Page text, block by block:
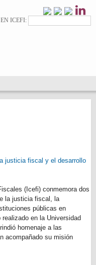
de
ICEFI:
justicia fiscal y el desarrollo
(Icefi) conmemora dos
la justicia fiscal, la
públicas en
en la Universidad
homenaje a las
acompañado su misión